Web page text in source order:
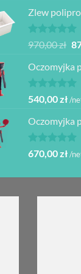
5.00na 5
Zlew
Oceniono
na 5
970,00zł
Oczomyjka
Oceniono
na 5
540,00zł/
Oczomyjka
Oceniono
na 5
670,00zł/